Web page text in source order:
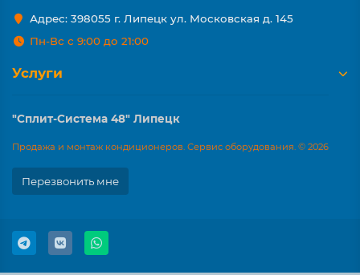
Адрес: 398055 г. Липецк ул. Московская д. 145
Пн-Вс с 9:00 до 21:00
Услуги
"Сплит-Система 48" Липецк
Продажа и монтаж кондиционеров. Сервис оборудования. © 2026
Перезвонить мне